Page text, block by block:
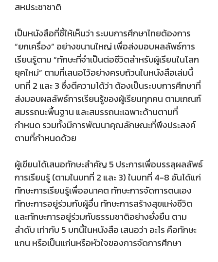
สหประชาชาติ
เป็นหนังสือที่ชี้ให้เห็นว่า ระบบการศึกษาไทยต้องการ
“ยกเครื่อง” อย่างขนานใหญ่ เพื่อส่งมอบผลลัพธ์การ
เรียนรู้ตาม “ทักษะที่จำเป็นต่อชีวิตสำหรับผู้เรียนในโลก
ยุคใหม่” ตามที่เสนอไว้อย่างครบถ้วนในหนังสือเล่มนี้
บทที่ 2 และ 3 ซึ่งตีความได้ว่า ต้องเป็นระบบการศึกษาที่
ส่งมอบผลลัพธ์การเรียนรู้ของผู้เรียนทุกคน ตามเกณฑ์
สมรรถนะพื้นฐาน และสมรรถนะเฉพาะด้านตามที่
กำหนด รวมทั้งมีการพัฒนาคุณลักษณะที่พึงประสงค์
ตามที่กำหนดด้วย
ผู้เขียนได้เสนอทักษะสำคัญ 5 ประการเพื่อบรรลุผลลัพธ์
การเรียนรู้ (ตามในบทที่ 2 และ 3) ในบทที่ 4-8 อันได้แก่
ทักษะการเรียนรู้เพื่ออนาคต ทักษะการจัดการตนเอง
ทักษะการอยู่ร่วมกับผู้อื่น ทักษะการสร้างสุขแห่งชีวิต
และทักษะการอยู่ร่วมกับธรรมชาติอย่างยั่งยืน ตาม
ลำดับ เท่ากับ 5 บทนี้ในหนังสือ เสนอว่า อะไร คือทักษะ
แกน หรือเป็นแก่นหรือหัวใจของการจัดการศึกษา